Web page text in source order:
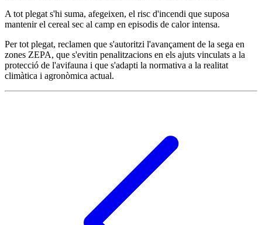
A tot plegat s'hi suma, afegeixen, el risc d'incendi que suposa
mantenir el cereal sec al camp en episodis de calor intensa.
Per tot plegat, reclamen que s'autoritzi l'avançament de la sega en
zones ZEPA, que s'evitin penalitzacions en els ajuts vinculats a la
protecció de l'avifauna i que s'adapti la normativa a la realitat
climàtica i agronòmica actual.